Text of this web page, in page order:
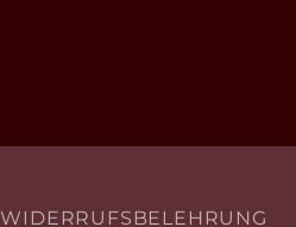
WIDERRUFSBELEHRUNG